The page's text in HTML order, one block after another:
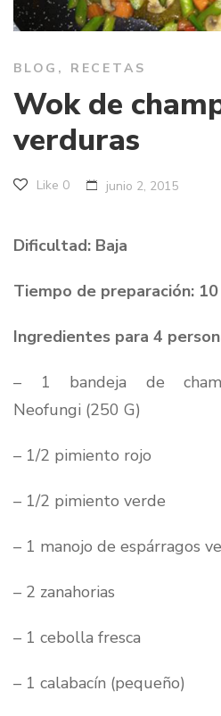
BLOG , RECETAS
Wok de
verduras
Like 0 junio 2, 2015
Dificultad: Baja
Tiempo de preparación:
Ingredientes para 4
– 1 bandeja de
Neofungi (250 G)
– 1/2 pimiento rojo
– 1/2 pimiento verde
– 1 manojo de espárragos
– 2 zanahorias
– 1 cebolla fresca
– 1 calabacín (pequeño)